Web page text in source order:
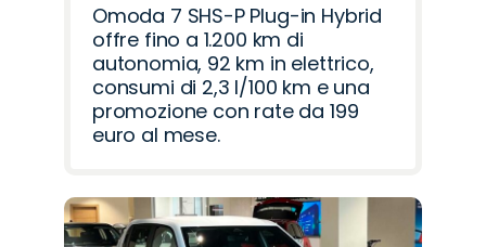
Omoda 7 SHS-P Plug-in Hybrid
offre fino a 1.200 km di
autonomia, 92 km in elettrico,
consumi di 2,3 l/100 km e una
promozione con rate da 199
euro al mese.